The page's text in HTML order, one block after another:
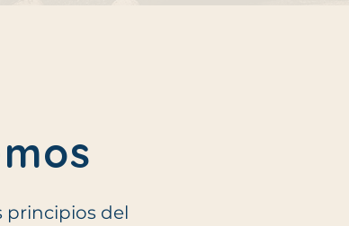
principios del